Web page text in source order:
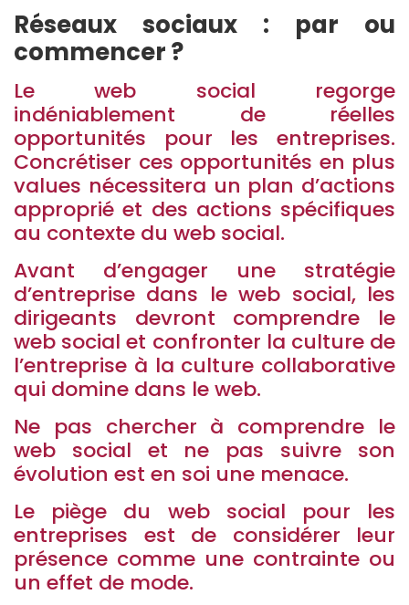
Réseaux sociaux : par ou
commencer ?
Le web social regorge
indéniablement de réelles
opportunités pour les entreprises.
Concrétiser ces opportunités en plus
values nécessitera un plan d’actions
approprié et des actions spécifiques
au contexte du web social.
Avant d’engager une stratégie
d’entreprise dans le web social, les
dirigeants devront comprendre le
web social et confronter la culture de
l’entreprise à la culture collaborative
qui domine dans le web.
Ne pas chercher à comprendre le
web social et ne pas suivre son
évolution est en soi une menace.
Le piège du web social pour les
entreprises est de considérer leur
présence comme une contrainte ou
un effet de mode.